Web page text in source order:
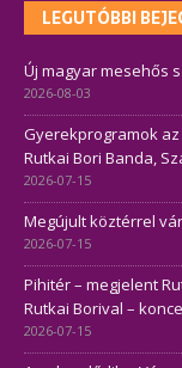
LEGUTÓBBI
Új magyar mesehős
2026-08-03
Gyerekprogramok
Rutkai Bori Banda,
2026-07-15
Megújult köztérrel
2026-07-15
Pihitér – megjelent
Rutkai Borival –
2026-07-15